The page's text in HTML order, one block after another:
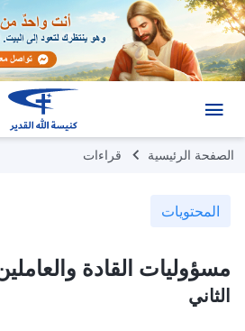
الصفحة الرئيسية قراءات
المحتويات
مسؤوليات القادة والعاملين
الثاني